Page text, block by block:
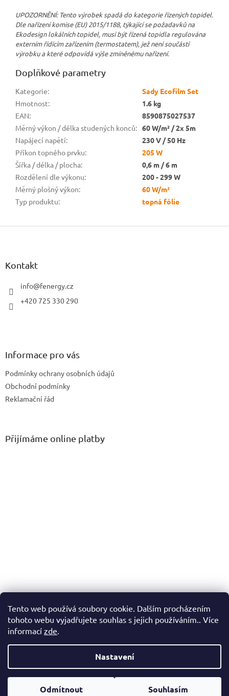
Tento web používá soubory cookie. Dalším procházením
tohoto webu vyjadřujete souhlas s jejich používáním.. Více
informací zde.
Nastavení
Odmítnout Souhlasím
UPOZORNĚNÍ: Tento výrobek spadá do kategorie řízených topidel.
Dle nařízení komise (EU) 2015/1188, týkající se požadavků na
Ekodesign lokálních topidel, musí být řízená topidla regulována
externím řídícím zařízením (termostatem), jež není součástí
výrobku a které odpovídá výše zmíněnému nařízení.
Doplňkové parametry
Kategorie:
Sady Ecofilm Set
Hmotnost:
1.6 kg
EAN:
8590875027537
Měrný výkon / délka studených konců: 60 W/m² / 2x 5m
Napájecí napětí:
230 V / 50 Hz
Příkon topného prvku:
205 W
Šířka / délka / plocha:
0,6 m / 6 m
Rozdělení dle výkonu:
200 - 299 W
Měrný plošný výkon:
60 W/m²
Typ produktu: topná fólie
Z
Kontakt
info@fenergy.cz
+420 725 330 290
Informace pro vás
Podmínky ochrany osobních údajů
Obchodní podmínky
Reklamační řád
Přijímáme online platby
Vytvořil Shoptet
Copyright 2026FENERGY.CZ . Všechna práva vyhrazena.